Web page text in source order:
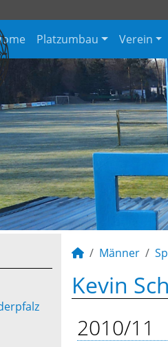
Platzumbau Verein
Männer
Kevin
2010/11